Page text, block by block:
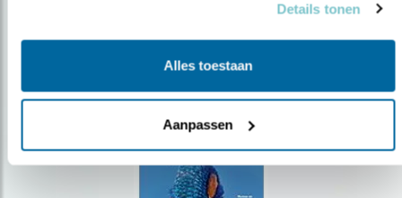
Details tonen
Alles toestaan
Aanpassen